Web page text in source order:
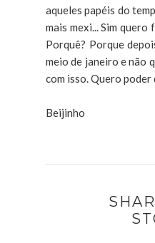
aqueles papéis do
mais mexi... Sim
Porquê? Porque
meio de janeiro e não
com isso. Quero poder
Beijinho